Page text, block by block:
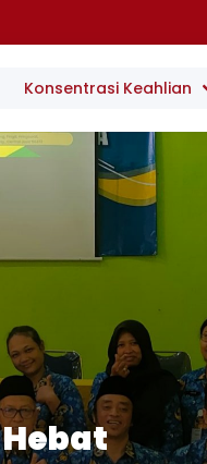
Konsentrasi Keahlian
HebatKunci